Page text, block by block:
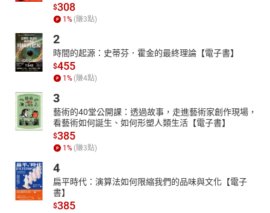
$308
1 % (賺3點)
2
時間的起源：史蒂芬．霍金的最終理論【電子書】
$455
1 % (賺4點)
3
藝術的40堂公開課：透過故事，走進藝術家創作現場，
看藝術如何誕生、如何形塑人類生活【電子書】
$385
1 % (賺3點)
4
扁平時代：演算法如何限縮我們的品味與文化【電子
書】
$385